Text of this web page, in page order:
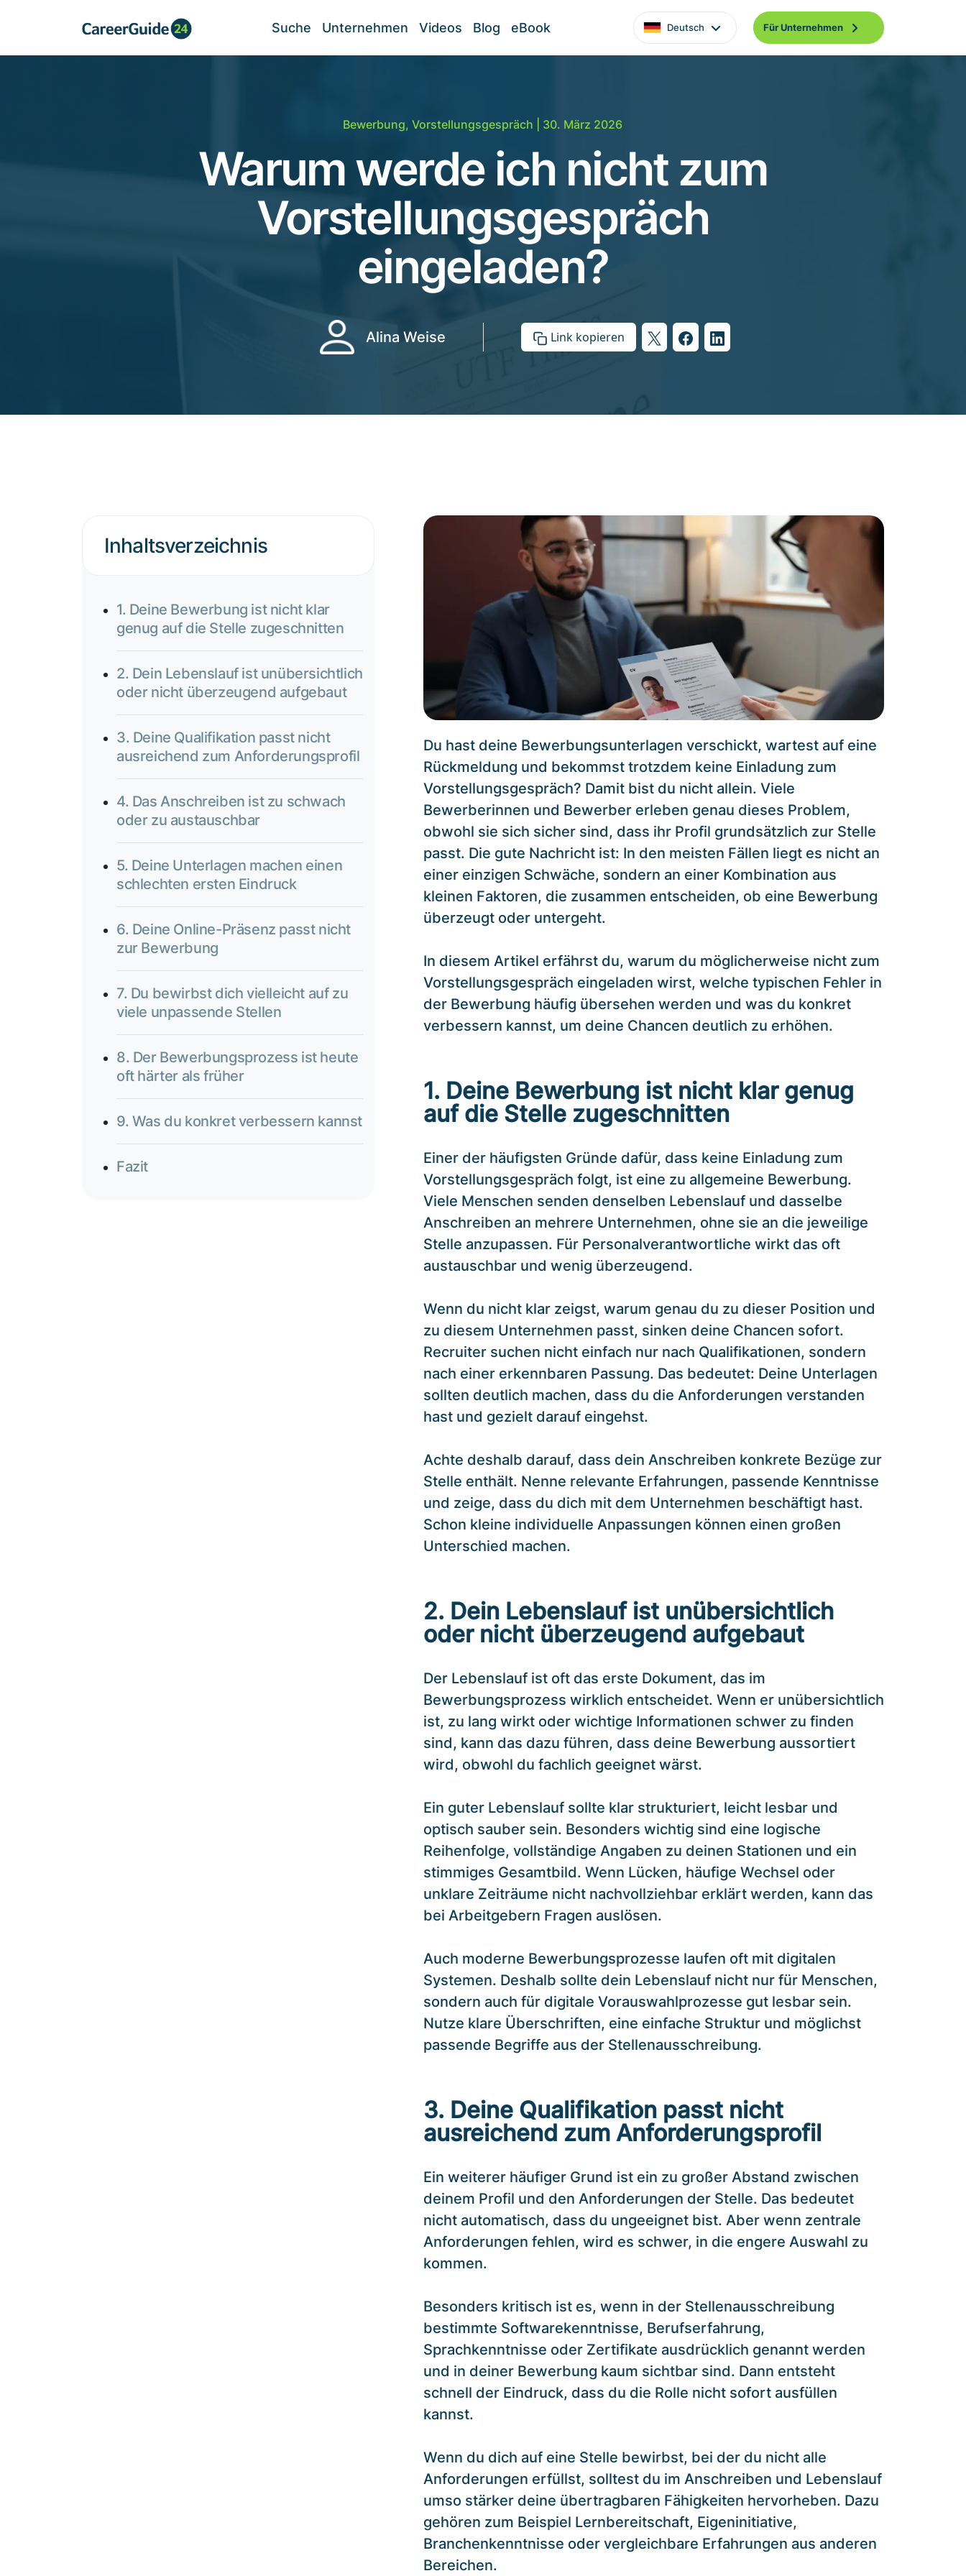
Suche Unternehmen Videos Blog eBook Deutsch Für Unternehmen
Bewerbung,Vorstellungsgespräch | 30. März 2026
Warum werde ich nicht zum
Vorstellungsgespräch
eingeladen?
Alina Weise Link kopieren
Inhaltsverzeichnis
1. Deine Bewerbung ist nicht klar
genug auf die Stelle zugeschnitten
2. Dein Lebenslauf ist unübersichtlich
oder nicht überzeugend aufgebaut
3. Deine Qualifikation passt nicht
ausreichend zum Anforderungsprofil
4. Das Anschreiben ist zu schwach
oder zu austauschbar
5. Deine Unterlagen machen einen
schlechten ersten Eindruck
6. Deine Online-Präsenz passt nicht
zur Bewerbung
7. Du bewirbst dich vielleicht auf zu
viele unpassende Stellen
8. Der Bewerbungsprozess ist heute
oft härter als früher
9. Was du konkret verbessern kannst
Fazit
Du hast deine Bewerbungsunterlagen verschickt, wartest auf eine
Rückmeldung und bekommst trotzdem keine Einladung zum
Vorstellungsgespräch? Damit bist du nicht allein. Viele
Bewerberinnen und Bewerber erleben genau dieses Problem,
obwohl sie sich sicher sind, dass ihr Profil grundsätzlich zur Stelle
passt. Die gute Nachricht ist: In den meisten Fällen liegt es nicht an
einer einzigen Schwäche, sondern an einer Kombination aus
kleinen Faktoren, die zusammen entscheiden, ob eine Bewerbung
überzeugt oder untergeht.
In diesem Artikel erfährst du, warum du möglicherweise nicht zum
Vorstellungsgespräch eingeladen wirst, welche typischen Fehler in
der Bewerbung häufig übersehen werden und was du konkret
verbessern kannst, um deine Chancen deutlich zu erhöhen.
1. Deine Bewerbung ist nicht klar genug
auf die Stelle zugeschnitten
Einer der häufigsten Gründe dafür, dass keine Einladung zum
Vorstellungsgespräch folgt, ist eine zu allgemeine Bewerbung.
Viele Menschen senden denselben Lebenslauf und dasselbe
Anschreiben an mehrere Unternehmen, ohne sie an die jeweilige
Stelle anzupassen. Für Personalverantwortliche wirkt das oft
austauschbar und wenig überzeugend.
Wenn du nicht klar zeigst, warum genau du zu dieser Position und
zu diesem Unternehmen passt, sinken deine Chancen sofort.
Recruiter suchen nicht einfach nur nach Qualifikationen, sondern
nach einer erkennbaren Passung. Das bedeutet: Deine Unterlagen
sollten deutlich machen, dass du die Anforderungen verstanden
hast und gezielt darauf eingehst.
Achte deshalb darauf, dass dein Anschreiben konkrete Bezüge zur
Stelle enthält. Nenne relevante Erfahrungen, passende Kenntnisse
und zeige, dass du dich mit dem Unternehmen beschäftigt hast.
Schon kleine individuelle Anpassungen können einen großen
Unterschied machen.
2. Dein Lebenslauf ist unübersichtlich
oder nicht überzeugend aufgebaut
Der Lebenslauf ist oft das erste Dokument, das im
Bewerbungsprozess wirklich entscheidet. Wenn er unübersichtlich
ist, zu lang wirkt oder wichtige Informationen schwer zu finden
sind, kann das dazu führen, dass deine Bewerbung aussortiert
wird, obwohl du fachlich geeignet wärst.
Ein guter Lebenslauf sollte klar strukturiert, leicht lesbar und
optisch sauber sein. Besonders wichtig sind eine logische
Reihenfolge, vollständige Angaben zu deinen Stationen und ein
stimmiges Gesamtbild. Wenn Lücken, häufige Wechsel oder
unklare Zeiträume nicht nachvollziehbar erklärt werden, kann das
bei Arbeitgebern Fragen auslösen.
Auch moderne Bewerbungsprozesse laufen oft mit digitalen
Systemen. Deshalb sollte dein Lebenslauf nicht nur für Menschen,
sondern auch für digitale Vorauswahlprozesse gut lesbar sein.
Nutze klare Überschriften, eine einfache Struktur und möglichst
passende Begriffe aus der Stellenausschreibung.
3. Deine Qualifikation passt nicht
ausreichend zum Anforderungsprofil
Ein weiterer häufiger Grund ist ein zu großer Abstand zwischen
deinem Profil und den Anforderungen der Stelle. Das bedeutet
nicht automatisch, dass du ungeeignet bist. Aber wenn zentrale
Anforderungen fehlen, wird es schwer, in die engere Auswahl zu
kommen.
Besonders kritisch ist es, wenn in der Stellenausschreibung
bestimmte Softwarekenntnisse, Berufserfahrung,
Sprachkenntnisse oder Zertifikate ausdrücklich genannt werden
und in deiner Bewerbung kaum sichtbar sind. Dann entsteht
schnell der Eindruck, dass du die Rolle nicht sofort ausfüllen
kannst.
Wenn du dich auf eine Stelle bewirbst, bei der du nicht alle
Anforderungen erfüllst, solltest du im Anschreiben und Lebenslauf
umso stärker deine übertragbaren Fähigkeiten hervorheben. Dazu
gehören zum Beispiel Lernbereitschaft, Eigeninitiative,
Branchenkenntnisse oder vergleichbare Erfahrungen aus anderen
Bereichen.